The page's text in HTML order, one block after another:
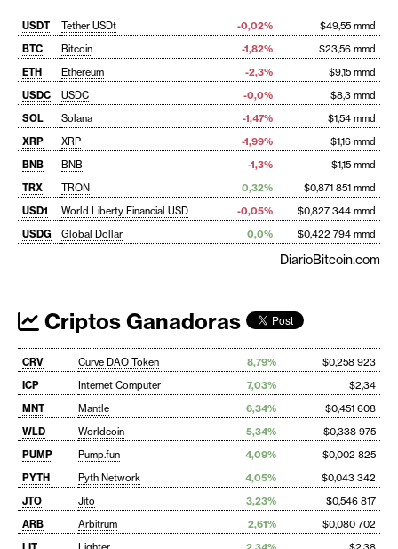
USDT Tether USDt -0,02%
$49,55 mmd
BTC
Bitcoin -1,82%
$23,56 mmd
ETH
Ethereum -2,3%
$9,15 mmd
USDC
USDC -0,0%
$8,3 mmd
SOL
Solana -1,47%
$1,54 mmd
XRP
XRP -1,99%
$1,16 mmd
BNB
BNB -1,3%
$1,15 mmd
TRX
TRON 0,32%
$0,871 851 mmd
USD1
World Liberty Financial USD -0,05%
$0,827 344 mmd
USDG
Global Dollar 0,0% $0,422 794 mmd
DiarioBitcoin.com
Criptos Ganadoras
CRV Curve DAO Token 8,79%
$0,258 923
ICP
Internet Computer 7,03%
$2,34
MNT
Mantle 6,34%
$0,451 608
WLD
Worldcoin 5,34%
$0,338 975
PUMP
Pump.fun 4,09%
$0,002 825
PYTH
Pyth Network 4,05%
$0,043 342
JTO
Jito 3,23%
$0,546 817
ARB
Arbitrum 2,61%
$0,080 702